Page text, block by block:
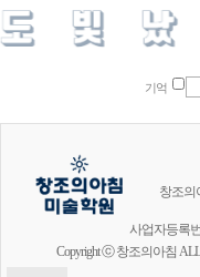
기억
창조의
사업자등록번
Copyright ⓒ 창조의아침 ALL